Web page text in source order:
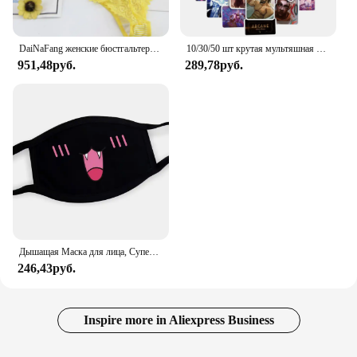
DaiNaFang женские бюстгальтеры с эффектом пуш-ап, комплект для больших бюстгальтеров, сексуальное кружевное белье, трусики, чашка BCDE, женское семейное белье, французское женское белье
951,48руб.
10/30/50 шт крутая мультяшная игра Arcane аниме наклейки наклейки мотоцикл ноутбук багаж гитара телефон автомобиль водостойкая наклейка детская игрушка
289,78руб.
Дышащая Маска для лица, Супер милое выражение, улыбка, для корейского черного Kpop, унисекс, кавайная хлопковая маска для рта, аниме
246,43руб.
Inspire more in Aliexpress Business